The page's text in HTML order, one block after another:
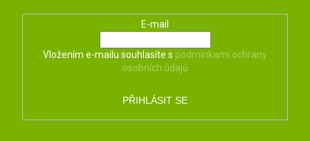
E-mail
Vložením e-mailu souhlasíte s podmínkami ochrany
osobních údajů
PŘIHLÁSIT SE